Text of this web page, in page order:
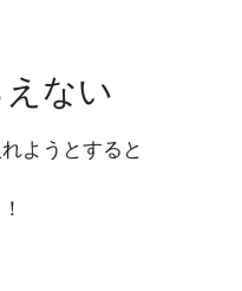
ない
ようとすると